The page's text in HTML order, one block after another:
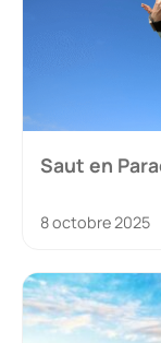
Saut en
8 octobre 2025